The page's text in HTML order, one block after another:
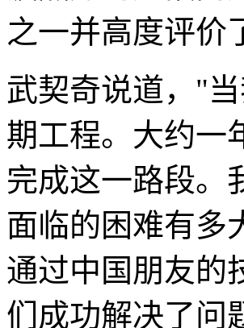
之一并高度评价
武契奇说道，"
期工程。大约一
完成这一路段。
面临的困难有多
通过中国朋友的
们成功解决了问